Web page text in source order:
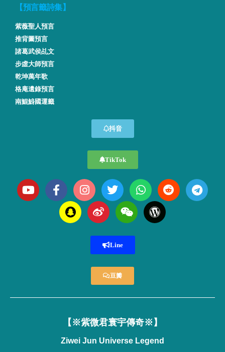
【預言籤詩集】
紫薇聖人預言
推背圖預言
諸葛武侯乩文
步虛大師預言
乾坤萬年歌
格庵遺錄預言
南鯤鯓國運籤
抖音
TikTok
Line
豆瓣
【※紫微君寰宇傳奇※】
Ziwei Jun Universe Legend